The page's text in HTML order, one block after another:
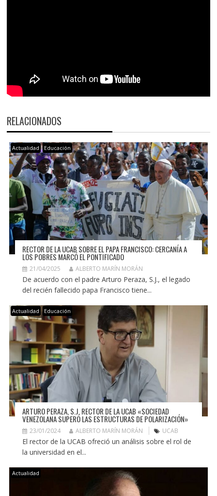
RELACIONADOS
Actualidad Educación
RECTOR DE LA UCAB SOBRE EL PAPA FRANCISCO: CERCANÍA A
LOS POBRES MARCÓ EL PONTIFICADO
21/04/2025 ALBERTO MARÍN MORÁN
De acuerdo con el padre Arturo Peraza, S.J., el legado
del recién fallecido papa Francisco tiene...
Actualidad Educación
ARTURO PERAZA, S.J. RECTOR DE LA UCAB «SOCIEDAD
VENEZOLANA SUPERÓ LAS ESTRUCTURAS DE POLARIZACIÓN»
23/01/2024 ALBERTO MARÍN MORÁN UCAB
El rector de la UCAB ofreció un análisis sobre el rol de
la universidad en el...
Actualidad